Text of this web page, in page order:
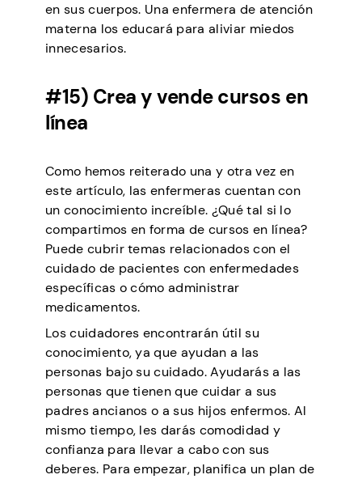
en sus cuerpos. Una enfermera de atención
materna los educará para aliviar miedos
innecesarios.
#15) Crea y vende cursos en
línea
Como hemos reiterado una y otra vez en
este artículo, las enfermeras cuentan con
un conocimiento increíble. ¿Qué tal si lo
compartimos en forma de cursos en línea?
Puede cubrir temas relacionados con el
cuidado de pacientes con enfermedades
específicas o cómo administrar
medicamentos.
Los cuidadores encontrarán útil su
conocimiento, ya que ayudan a las
personas bajo su cuidado. Ayudarás a las
personas que tienen que cuidar a sus
padres ancianos o a sus hijos enfermos. Al
mismo tiempo, les darás comodidad y
confianza para llevar a cabo con sus
deberes. Para empezar, planifica un plan de